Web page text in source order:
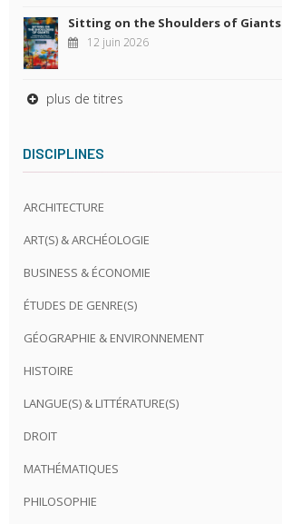
Sitting on the Shoulders of Giants
12 juin 2026
plus de titres
DISCIPLINES
ARCHITECTURE
ART(S) & ARCHÉOLOGIE
BUSINESS & ÉCONOMIE
ÉTUDES DE GENRE(S)
GÉOGRAPHIE & ENVIRONNEMENT
HISTOIRE
LANGUE(S) & LITTÉRATURE(S)
DROIT
MATHÉMATIQUES
PHILOSOPHIE